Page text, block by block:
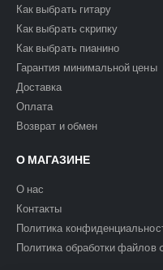
Как выбрать гитару
Как выбрать скрипку
Как выбрать пианино
Гарантия минимальной цены
Доставка
Оплата
Возврат и обмен
О МАГАЗИНЕ
О нас
Контакты
Политика
Политика обработки